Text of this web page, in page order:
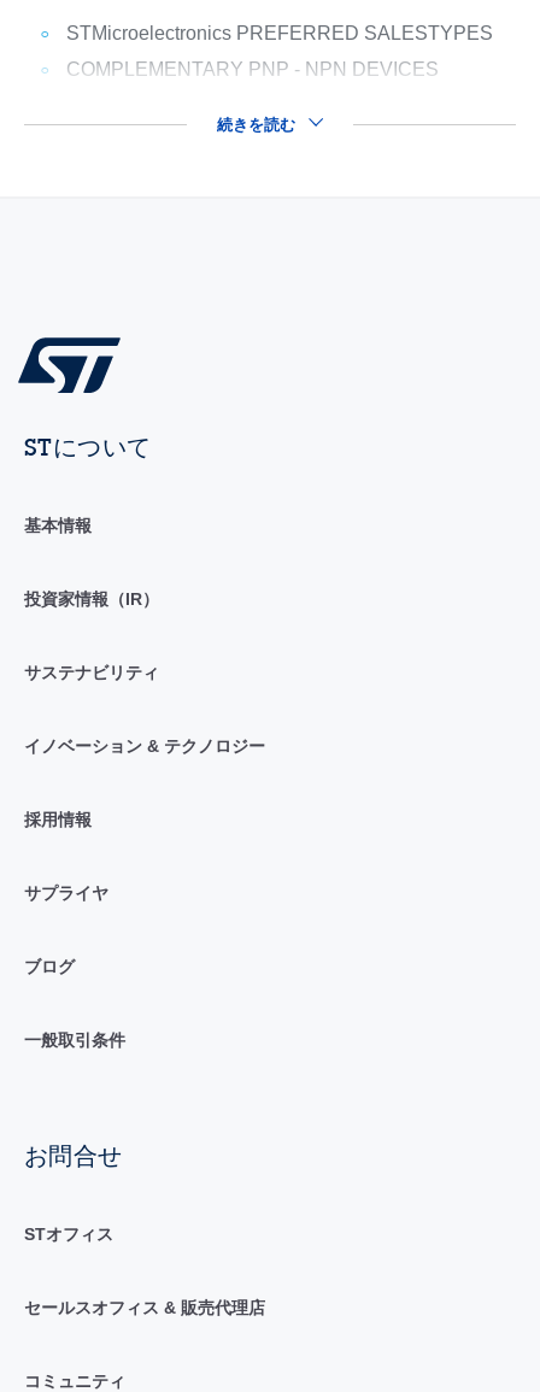
STMicroelectronics PREFERRED SALESTYPES
COMPLEMENTARY PNP - NPN DEVICES
続きを読む
STについて
基本情報
投資家情報（IR）
サステナビリティ
イノベーション & テクノロジー
採用情報
サプライヤ
ブログ
一般取引条件
お問合せ
STオフィス
セールスオフィス & 販売代理店
コミュニティ